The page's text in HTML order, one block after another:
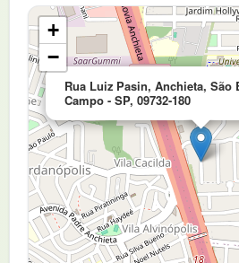
Rua Luiz Pasin, Anchieta, São
Campo - SP, 09732-180
+
−